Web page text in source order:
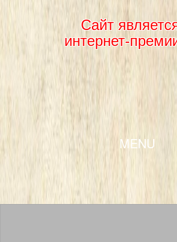
Сайт
интернет-
MENU
SKIP TO CONTENT